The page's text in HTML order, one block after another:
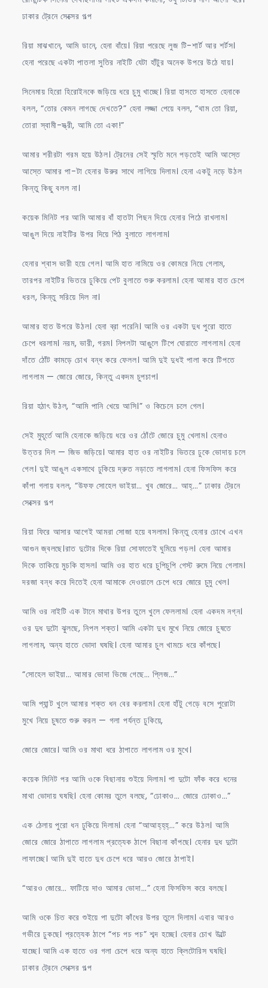
ঢাকার ট্রেনে সেক্সের গল্প
রিয়া মাঝখানে, আমি ডানে, হেনা বাঁয়ে। রিয়া পরেছে লুজ টি-শার্ট আর শর্টস।
হেনা পরেছে একটা পাতলা সুতির নাইটি যেটা হাঁটুর অনেক উপরে উঠে যায়।
সিনেমায় হিরো হিরোইনকে জড়িয়ে ধরে চুমু খাচ্ছে। রিয়া হাসতে হাসতে হেনাকে
বলল, “তোর কেমন লাগছে দেখতে?” হেনা লজ্জা পেয়ে বলল, “থাম তো রিয়া,
তোরা স্বামী-স্ত্রী, আমি তো একা!”
আমার শরীরটা গরম হয়ে উঠল। ট্রেনের সেই স্মৃতি মনে পড়তেই আমি আস্তে
আস্তে আমার পা-টা হেনার উরুর সাথে লাগিয়ে দিলাম। হেনা একটু নড়ে উঠল
কিন্তু কিছু বলল না।
কয়েক মিনিট পর আমি আমার বাঁ হাতটা পিছন দিয়ে হেনার পিঠে রাখলাম।
আঙুল দিয়ে নাইটির উপর দিয়ে পিঠ বুলাতে লাগলাম।
হেনার শ্বাস ভারী হয়ে গেল। আমি হাত নামিয়ে ওর কোমরে নিয়ে গেলাম,
তারপর নাইটির ভিতরে ঢুকিয়ে পেট বুলাতে শুরু করলাম। হেনা আমার হাত চেপে
ধরল, কিন্তু সরিয়ে দিল না।
আমার হাত উপরে উঠল। হেনা ব্রা পরেনি। আমি ওর একটা দুধ পুরো হাতে
চেপে ধরলাম। নরম, ভারী, গরম। নিপলটা আঙুলে টিপে ঘোরাতে লাগলাম। হেনা
দাঁতে ঠোঁট কামড়ে চোখ বন্ধ করে ফেলল। আমি দুই দুধই পালা করে টিপতে
লাগলাম — জোরে জোরে, কিন্তু একদম চুপচাপ।
রিয়া হঠাৎ উঠল, “আমি পানি খেয়ে আসি।” ও কিচেনে চলে গেল।
সেই মুহূর্তে আমি হেনাকে জড়িয়ে ধরে ওর ঠোঁটে জোরে চুমু খেলাম। হেনাও
উত্তর দিল — জিভ জড়িয়ে। আমার হাত ওর নাইটির ভিতরে ঢুকে ভোদায় চলে
গেল। দুই আঙুল একসাথে ঢুকিয়ে দ্রুত নড়াতে লাগলাম। হেনা ফিসফিস করে
কাঁপা গলায় বলল, “উফফ সোহেল ভাইয়া… খুব জোরে… আহ্…” ঢাকার ট্রেনে
সেক্সের গল্প
রিয়া ফিরে আসার আগেই আমরা সোজা হয়ে বসলাম। কিন্তু হেনার চোখে এখন
আগুন জ্বলছে।রাত দুটোর দিকে রিয়া সোফাতেই ঘুমিয়ে পড়ল। হেনা আমার
দিকে তাকিয়ে মুচকি হাসল। আমি ওর হাত ধরে চুপিচুপি গেস্ট রুমে নিয়ে গেলাম।
দরজা বন্ধ করে দিতেই হেনা আমাকে দেওয়ালে চেপে ধরে জোরে চুমু খেল।
আমি ওর নাইটি এক টানে মাথার উপর তুলে খুলে ফেললাম। হেনা একদম নগ্ন।
ওর দুধ দুটো ঝুলছে, নিপল শক্ত। আমি একটা দুধ মুখে নিয়ে জোরে চুষতে
লাগলাম, অন্য হাতে ভোদা ঘষছি। হেনা আমার চুল খামচে ধরে কাঁপছে।
“সোহেল ভাইয়া… আমার ভোদা ভিজে গেছে… প্লিজ…”
আমি প্যান্ট খুলে আমার শক্ত ধন বের করলাম। হেনা হাঁটু গেড়ে বসে পুরোটা
মুখে নিয়ে চুষতে শুরু করল — গলা পর্যন্ত ঢুকিয়ে,
জোরে জোরে। আমি ওর মাথা ধরে ঠাপাতে লাগলাম ওর মুখে।
কয়েক মিনিট পর আমি ওকে বিছানায় শুইয়ে দিলাম। পা দুটো ফাঁক করে ধনের
মাথা ভোদায় ঘষছি। হেনা কোমর তুলে বলছে, “ঢোকাও… জোরে ঢোকাও…”
এক ঠেলায় পুরো ধন ঢুকিয়ে দিলাম। হেনা “আআহ্‌হ্‌হ্‌…” করে উঠল। আমি
জোরে জোরে ঠাপাতে লাগলাম প্রত্যেক ঠাপে বিছানা কাঁপছে। হেনার দুধ দুটো
লাফাচ্ছে। আমি দুই হাতে দুধ চেপে ধরে আরও জোরে ঠাপাই।
“আরও জোরে… ফাটিয়ে দাও আমার ভোদা…” হেনা ফিসফিস করে বলছে।
আমি ওকে চিত করে শুইয়ে পা দুটো কাঁধের উপর তুলে দিলাম। এবার আরও
গভীরে ঢুকছে। প্রত্যেক ঠাপে “পচ পচ পচ” শব্দ হচ্ছে। হেনার চোখ উল্টে
যাচ্ছে। আমি এক হাতে ওর গলা চেপে ধরে অন্য হাতে ক্লিটোরিস ঘষছি।
ঢাকার ট্রেনে সেক্সের গল্প